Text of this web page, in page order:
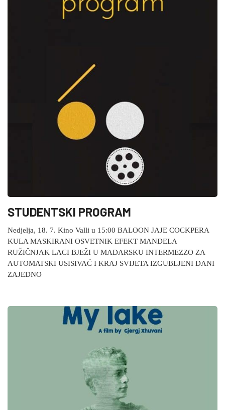
STUDENTSKI PROGRAM
Nedjelja, 18. 7. Kino Valli u 15:00 BALOON JAJE COCKPERA
KULA MASKIRANI OSVETNIK EFEKT MANDELA
RUŽIČNJAK LACI BJEŽI U MAĐARSKU INTERMEZZO ZA
AUTOMATSKI USISIVAČ I KRAJ SVIJETA IZGUBLJENI DANI
ZAJEDNO